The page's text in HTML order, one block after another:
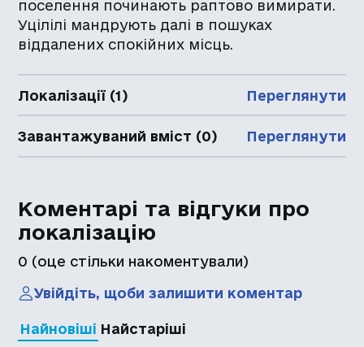
поселення починають раптово вимирати.
Уцілілі мандрують далі в пошуках
віддалених спокійних місць.
Локалізації (1) Переглянути
Завантажуваний вміст (0) Переглянути
Коментарі та відгуки про
локалізацію
0 (оце стільки накоментували)
Увійдіть, щоби залишити коментар
Найновіші Найстаріші